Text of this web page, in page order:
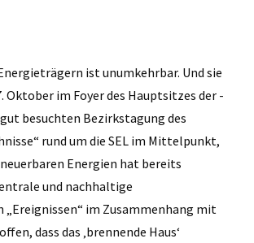
ist unumkehrbar. Und sie
Oktober im Foyer des Hauptsitzes der
besuchten Bezirkstagung des
rund um die SEL im Mittelpunkt,
Energien hat bereits
und nachhaltige
„Ereignissen“ im Zusammenhang mit
dass das ‚brennende Haus‘